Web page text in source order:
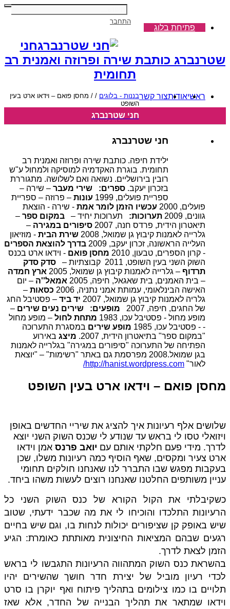
פתיחת בלוג
התחבר
חני
שטרנברג כותבת שירה ופרוזה ואמנית רב
תחומית
ראשיאודותצור קשרבננות - בלוגים /
/ מחסן פואם – וידאו ארט בעין
השופט
חני שטרנברג
חני שטרנברג
ילידת חיפה. כותבת שירה ופרוזה ואמנית רב
תחומית. בוגרת האקדמיה למוסיקה ולמחול ע"ש
רובין בירושליים. נשואה ואם לשלושה. מתגוררת
בזכרון יעקב. ספרים: שירי מעבר – שירה –
ספריית פועלים, 1999
עונות – פרוזה – ספריית
פועלים, 2000
עכשיו הזמן לומר אמת - שירה - הוצאת
גוונים, 2009
תערוכות: תערוכות יחיד – במקום ספר –
תיאטרון הידית, פרדס חנה, 2007
סיפורים במגירה –
גלרייה לאמנות קיבוץ גן שמואל, 2008
שירת הבית - מוזיאון
העלייה הראשונה, זכרון יעקב, 2009
בדרך להוצאת הספרים
- קרון הספרים, טבעון, 2010
מחסן פואם - וידאו ארט בכנס
השוק השני בעין השופט, 2011 קבוצתיות –
סדק סדק
תרדוף – גלרייה לאמנות קיבוץ גן שמואל, 2005
ארץ חמדה
– בית האמנים, בית שאגאל, חיפה, 2005
אמאל''ה – יום
האישה הבינלאומי, עמותת אמני נתניה, 2006
כסאות –
גלריה לאמנות קיבוץ גן שמואל, 2007
יד ביד – פסטיבל החג
של החגים, חיפה, 2007
מופעים: שירים נעים שירים –
מופע מחול - פסטיבל עכו, 1983
מתחת לחול – מופע מחול
- - פסטיבל עכו, 1985
מופע שירים במסגרת התערוכה
"במקום ספר" בתיאטרון הידית, 2007.
מיצג באירוע
הפתיחה של התערוכה "סיפורים במגירה" בגלרייה לאמנות
בגן שמואל.2008 מפרסמת גם באתר "רשימות" – "יוצאת
לאור" http://hanist.wordpress.com/
מחסן פואם – וידאו ארט בעין השופט
שלושים אלף רעיונות איך להציג את שיריי החדשים באופן
ויזואלי טסו לי בראש עד שנודע לי שכנס השוק השני יוצא
לדרך. מידי פעם חלקתי אותם עם יואב פרנס אמן וידאו
ארט צעיר ומקסים, שאף הוסיף כמה רעיונות משלו, שכן
בעקבות מפגש שבו התברר לנו שאנחנו חולקים תחומי
עניין משותפים החלטנו שאנחנו רוצים לעשות משהו ביחד.
כשקיבלתי את הקול הקורא של כנס השוק השני כל
הרעיונות התלכדו והוכיחו לי את מה שכבר ידעתי, שטוב
שיש באופק קן שציפורים יכולות לנחות בו, וגם שיש בחיים
רגעים שבהם המציאות החיצונית מאותתת כאומרת: הגיע
הזמן לצאת לדרך.
בהשראת כנס השוק המתהווה הרעיונות התגבשו לי בראש
לכדי רעיון מוביל של יצירת חדר חושך שהשירים יהיו
תלויים בו כמו צילומים בתהליך פיתוח ואף יוקרן בו סרט
וידאו שמתאר את תהליך הבנייה של החדר, אלא שאז